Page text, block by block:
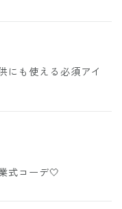
にも使える必須アイ
式コーデ🤍